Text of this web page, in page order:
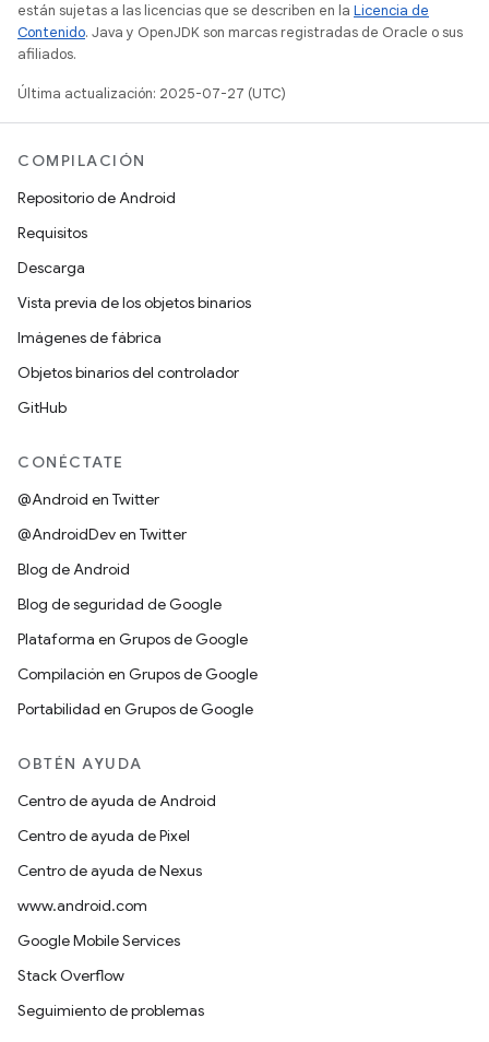
están sujetas a las licencias que se describen en la Licencia de
Contenido. Java y OpenJDK son marcas registradas de Oracle o sus
afiliados.
Última actualización: 2025-07-27 (UTC)
COMPILACIÓN
Repositorio de Android
Requisitos
Descarga
Vista previa de los objetos binarios
Imágenes de fábrica
Objetos binarios del controlador
GitHub
CONÉCTATE
@Android en Twitter
@AndroidDev en Twitter
Blog de Android
Blog de seguridad de Google
Plataforma en Grupos de Google
Compilación en Grupos de Google
Portabilidad en Grupos de Google
OBTÉN AYUDA
Centro de ayuda de Android
Centro de ayuda de Pixel
Centro de ayuda de Nexus
www.android.com
Google Mobile Services
Stack Overflow
Seguimiento de problemas